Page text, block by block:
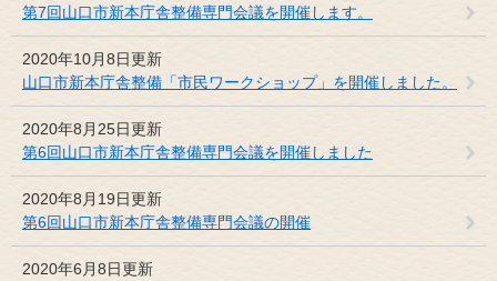
第7回山口市新本庁舎整備専門会議を開催します。
2020年10月8日更新
山口市新本庁舎整備「市民ワークショップ」を開催しました。
2020年8月25日更新
第6回山口市新本庁舎整備専門会議を開催しました
2020年8月19日更新
第6回山口市新本庁舎整備専門会議の開催
2020年6月8日更新